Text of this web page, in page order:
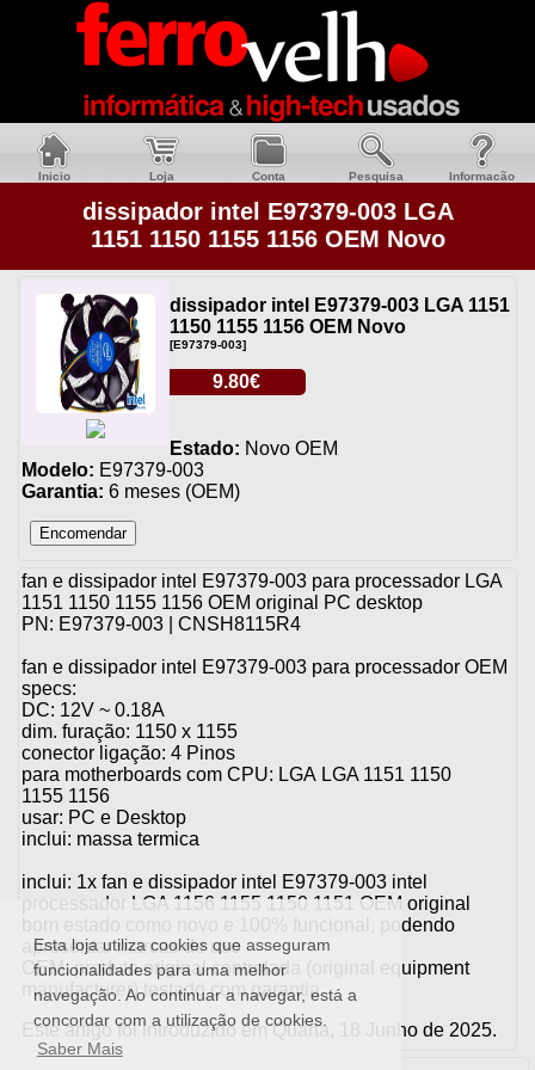
Esta loja utiliza cookies que asseguram
funcionalidades para uma melhor
navegação. Ao continuar a navegar, está a
concordar com a utilização de cookies.
Saber Mais
Inicio Loja Conta Pesquisa Informacão
dissipador intel E97379-003 LGA
1151 1150 1155 1156 OEM Novo
dissipador intel E97379-003 LGA 1151
1150 1155 1156 OEM Novo
[E97379-003]
9.80€
Estado: Novo OEM
Modelo: E97379-003
Garantia: 6 meses (OEM)
fan e dissipador intel E97379-003 para processador LGA
1151 1150 1155 1156 OEM original PC desktop
PN: E97379-003 | CNSH8115R4
fan e dissipador intel E97379-003 para processador OEM
specs:
DC: 12V ~ 0.18A
dim. furação: 1150 x 1155
conector ligação: 4 Pinos
para motherboards com CPU: LGA LGA 1151 1150
1155 1156
usar: PC e Desktop
inclui: massa termica
inclui: 1x fan e dissipador intel E97379-003 intel
processador LGA 1156 1155 1150 1151 OEM original
bom estado como novo e 100% funcional, podendo
apresentar marcas de uso
OEM: produto original controlada (original equipment
manufacturer) testado com garantia
Este artigo foi introduzido em Quarta, 18 Junho de 2025.